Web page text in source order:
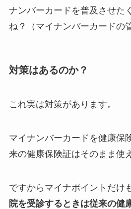
ナンバーカードを普及させた
ね？（マイナンバーカードの
対策はあるのか？
これ実は対策があります。
マイナンバーカードを健康保
来の健康保険証はそのまま使
ですからマイナポイントだけ
院を受診するときは従来の健